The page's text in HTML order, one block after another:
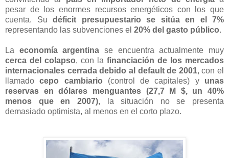
pesar de los enormes recursos energéticos con los que
cuenta. Su déficit presupuestario se sitúa en el 7%
representando las subvenciones el 20% del gasto público.
La economía argentina se encuentra actualmente muy
cerca del colapso, con la financiación de los mercados
internacionales cerrada debido al default de 2001, con el
llamadocepo cambiario (control de capitales) y unas
reservas en dólares menguantes (27,7 M $, un 40%
menos que en 2007), la situación no se presenta
demasiado optimista, al menos en el corto plazo.